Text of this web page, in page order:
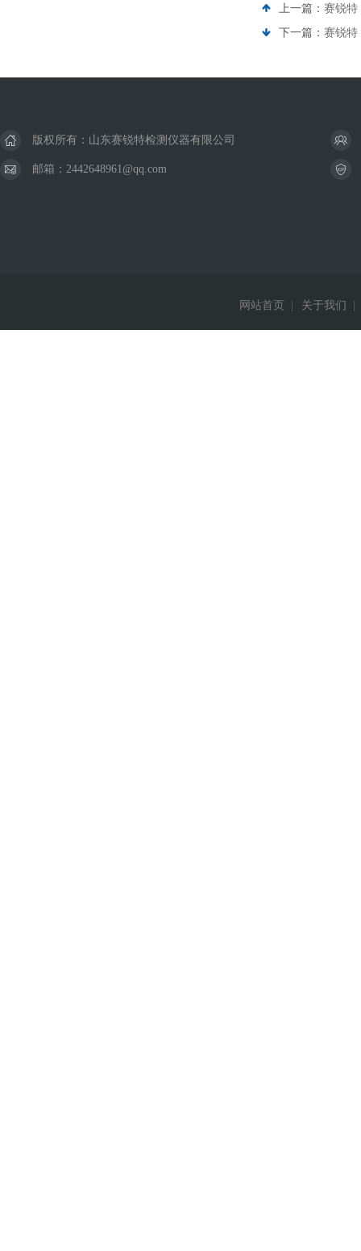
上一篇： 赛锐特
下一篇： 赛锐特
版权所有：山东赛锐特检测仪器有限公司
邮箱：2442648961@qq.com
网站首页 关于我们